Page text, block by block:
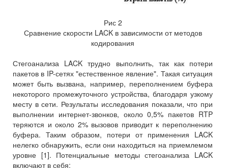
Рис 2
Сравнение скорости LACK в зависимости от методов
кодирования
Стегоанализа LACK трудно выполнить, так как потери
пакетов в IP-сетях "естественное явление". Такая ситуация
может быть вызвана, например, переполнением буфера
некоторого промежуточного устройства, благодаря узкому
месту в сети. Результаты исследования показали, что при
выполнении интернет-звонков, около 0,5% пакетов RTP
теряются и около 2% вызовов приводит к переполнению
буфера. Таким образом, потери от применения LACK
нелегко обнаружить, если они находиться на приемлемом
уровне [1]. Потенциальные методы стегоанализа LACK
включают в себя: